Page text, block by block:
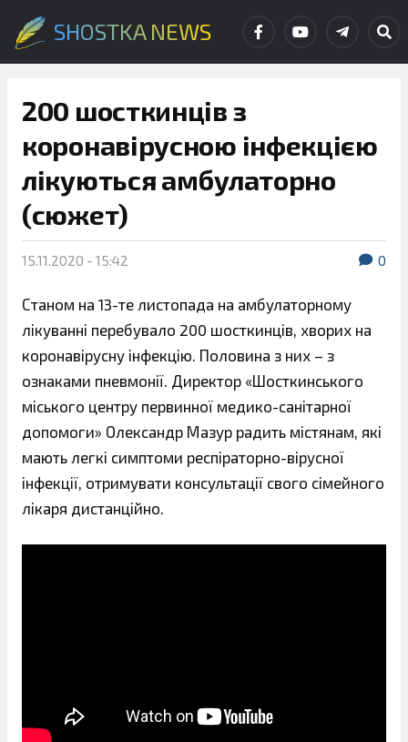
SHOSTKA NEWS
200 шосткинців з
коронавірусною інфекцією
лікуються амбулаторно
(cюжет)
15.11.2020 - 15:42 0
Станом на 13-те листопада на амбулаторному
лікуванні перебувало 200 шосткинців, хворих на
коронавірусну інфекцію. Половина з них – з
ознаками пневмонії. Директор «Шосткинського
міського центру первинної медико-санітарної
допомоги» Олександр Мазур радить містянам, які
мають легкі симптоми респіраторно-вірусної
інфекції, отримувати консультації свого сімейного
лікаря дистанційно.